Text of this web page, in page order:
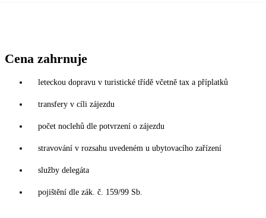
Cena zahrnuje
leteckou dopravu v turistické třídě včetně tax a příplatků
transfery v cíli zájezdu
počet noclehů dle potvrzení o zájezdu
stravování v rozsahu uvedeném u ubytovacího zařízení
služby delegáta
pojištění dle zák. č. 159/99 Sb.